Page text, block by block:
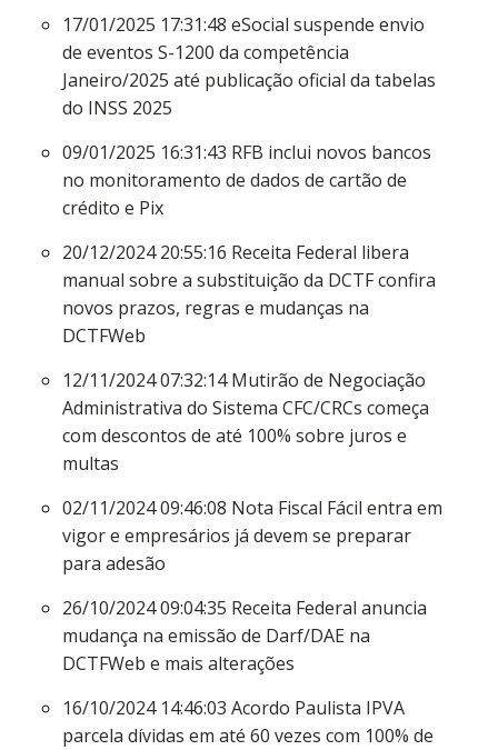
17/01/2025 17:31:48 eSocial suspende envio
de eventos S-1200 da competência
Janeiro/2025 até publicação oficial da tabelas
do INSS 2025
09/01/2025 16:31:43 RFB inclui novos bancos
no monitoramento de dados de cartão de
crédito e Pix
20/12/2024 20:55:16 Receita Federal libera
manual sobre a substituição da DCTF confira
novos prazos, regras e mudanças na
DCTFWeb
12/11/2024 07:32:14Mutirão de Negociação
Administrativa do Sistema CFC/CRCs começa
com descontos de até 100% sobre juros e
multas
02/11/2024 09:46:08 Nota Fiscal Fácil entra em
vigor e empresários já devem se preparar
para adesão
26/10/2024 09:04:35 Receita Federal anuncia
mudança na emissão de Darf/DAE na
DCTFWeb e mais alterações
16/10/2024 14:46:03 Acordo Paulista IPVA
parcela dívidas em até 60 vezes com 100% de